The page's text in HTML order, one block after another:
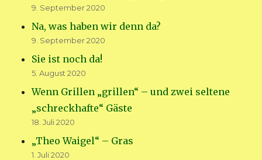
9. September 2020
Na, was haben wir denn da?
9. September 2020
Sie ist noch da!
5. August 2020
Wenn Grillen „grillen“ – und zwei seltene
„schreckhafte“ Gäste
18. Juli 2020
„Theo Waigel“ – Gras
1. Juli 2020